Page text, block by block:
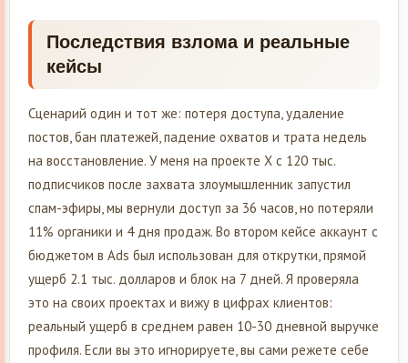
Последствия взлома и реальные
кейсы
Сценарий один и тот же: потеря доступа, удаление
постов, бан платежей, падение охватов и трата недель
на восстановление. У меня на проекте X с 120 тыс.
подписчиков после захвата злоумышленник запустил
спам-эфиры, мы вернули доступ за 36 часов, но потеряли
11% органики и 4 дня продаж. Во втором кейсе аккаунт с
бюджетом в Ads был использован для открутки, прямой
ущерб 2.1 тыс. долларов и блок на 7 дней. Я проверяла
это на своих проектах и вижу в цифрах клиентов:
реальный ущерб в среднем равен 10-30 дневной выручке
профиля. Если вы это игнорируете, вы сами режете себе